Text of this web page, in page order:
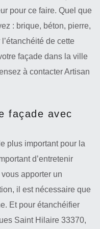
pour ce faire. Quel que
: brique, béton, pierre,
de cette
façade dans la ville
à contacter Artisan
façade avec
plus important pour la
d’entretenir
apporter un
il est nécessaire que
Et pour étanchéifier
Saint Hilaire 33370,